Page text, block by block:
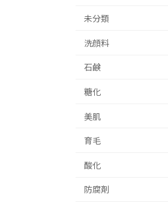
未分類
洗顔料
石鹸
糖化
美肌
育毛
酸化
防腐剤